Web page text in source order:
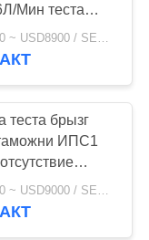
Мин теста
давления
USD2290 ~ USD8900 / SET MOQ:1 комплект
теста брызг
ИПС1
жилищем
USD2100 ~ USD9000 / SET MOQ:1 комплект